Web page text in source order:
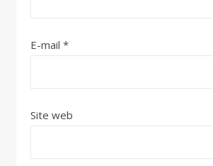
E-mail *
Site web